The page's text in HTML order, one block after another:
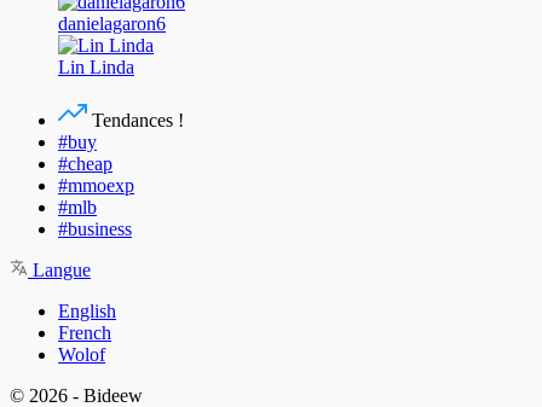
danielagaron6
Lin Linda
Tendances !
#buy
#cheap
#mmoexp
#mlb
#business
Langue
English
French
Wolof
© 2026 - Bideew